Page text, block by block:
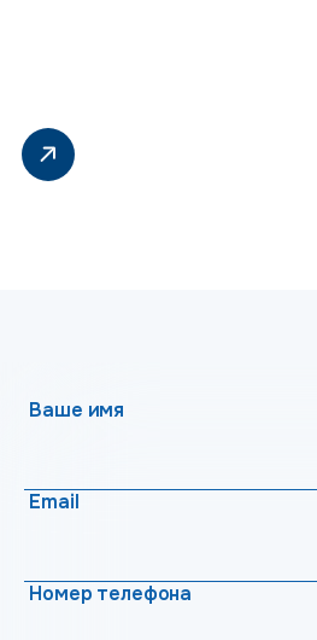
Ваше имя
Email
Номер телефона